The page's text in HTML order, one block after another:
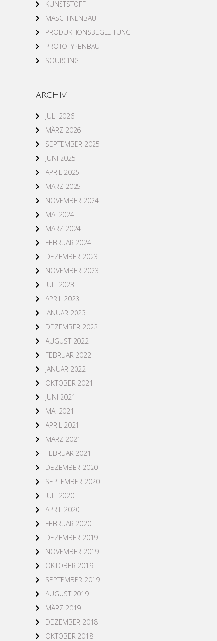
KUNSTSTOFF
MASCHINENBAU
PRODUKTIONSBEGLEITUNG
PROTOTYPENBAU
SOURCING
ARCHIV
JULI 2026
MÄRZ 2026
SEPTEMBER 2025
JUNI 2025
APRIL 2025
MÄRZ 2025
NOVEMBER 2024
MAI 2024
MÄRZ 2024
FEBRUAR 2024
DEZEMBER 2023
NOVEMBER 2023
JULI 2023
APRIL 2023
JANUAR 2023
DEZEMBER 2022
AUGUST 2022
FEBRUAR 2022
JANUAR 2022
OKTOBER 2021
JUNI 2021
MAI 2021
APRIL 2021
MÄRZ 2021
FEBRUAR 2021
DEZEMBER 2020
SEPTEMBER 2020
JULI 2020
APRIL 2020
FEBRUAR 2020
DEZEMBER 2019
NOVEMBER 2019
OKTOBER 2019
SEPTEMBER 2019
AUGUST 2019
MÄRZ 2019
DEZEMBER 2018
OKTOBER 2018